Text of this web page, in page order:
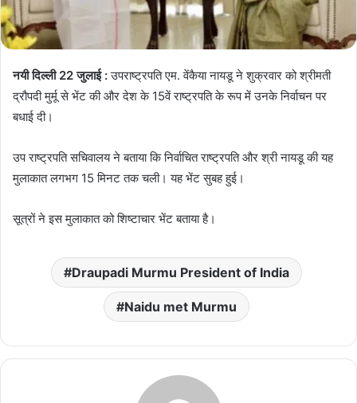
नयी दिल्ली 22 जुलाई :उपराष्ट्रपति एम. वेंकैया नायडू ने शुक्रवार को श्रीमती
द्रौपदी मुर्मू से भेंट की और देश के 15वें राष्ट्रपति के रूप में उनके निर्वाचन पर
बधाई दी।
उप राष्ट्रपति सचिवालय ने बताया कि निर्वाचित राष्ट्रपति और श्री नायडू की यह
मुलाकात लगभग 15 मिनट तक चली। यह भेंट सुबह हुई।
सूत्रों ने इस मुलाकात को शिष्टाचार भेंट बताया है।
Draupadi Murmu President of India
Naidu met Murmu